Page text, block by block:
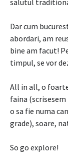
Dar cum
abordari, am
bine am facut!
timpul, se vor
All in all, o
faina (scrisesem
o sa fie numa
grade), soare,
So go explore!